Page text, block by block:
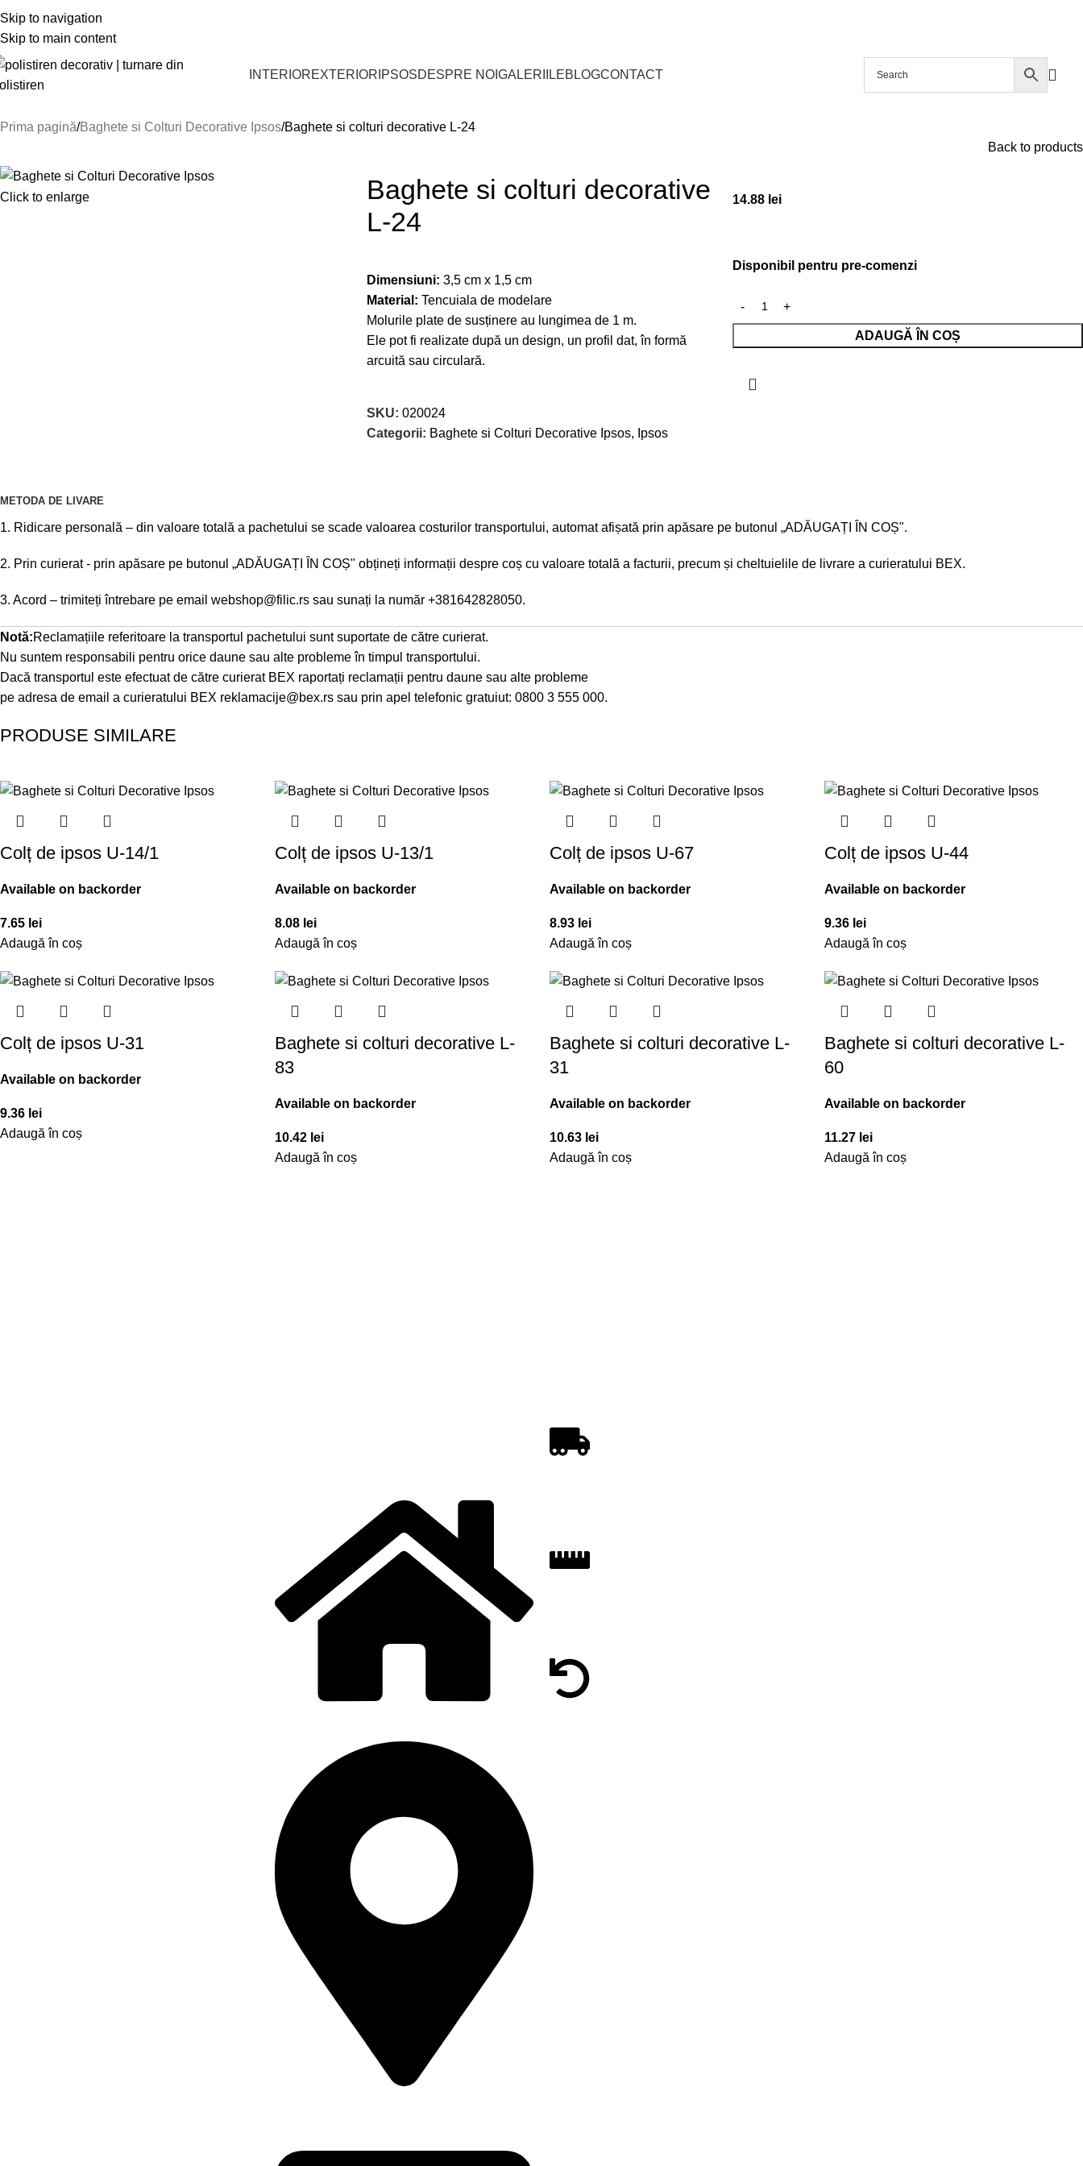
Skip to navigation
Skip to main content
INTERIOREXTERIOR IPSOSDESPRE NOI GALERIILEBLOGCONTACT
Prima pagină Baghete si Colturi Decorative Ipsos Baghete si colturi decorative L-24
Back to products
Click to enlarge
Baghete si colturi decorative
L-24
Dimensiuni: 3,5 cm x 1,5 cm
Material: Tencuiala de modelare
Molurile plate de susținere au lungimea de 1 m.
Ele pot fi realizate după un design, un profil dat, în formă
arcuită sau circulară.
SKU: 020024
Categorii: Baghete si Colturi Decorative Ipsos, Ipsos
14.88 lei
Disponibil pentru pre-comenzi
ADAUGĂ ÎN COȘ
METODA DE LIVARE
1. Ridicare personală – din valoare totală a pachetului se scade valoarea costurilor transportului, automat afișată prin apăsare pe butonul „ADĂUGAȚI ÎN COȘ".
2. Prin curierat - prin apăsare pe butonul „ADĂUGAȚI ÎN COȘ" obțineți informații despre coș cu valoare totală a facturii, precum și cheltuielile de livrare a curieratului BEX.
3. Acord – trimiteți întrebare pe email webshop@filic.rs sau sunați la număr +381642828050.
Notă:Reclamațiile referitoare la transportul pachetului sunt suportate de către curierat.
Nu suntem responsabili pentru orice daune sau alte probleme în timpul transportului.
Dacă transportul este efectuat de către curierat BEX raportați reclamații pentru daune sau alte probleme
pe adresa de email a curieratului BEX reklamacije@bex.rs sau prin apel telefonic gratuiut: 0800 3 555 000.
PRODUSE SIMILARE
Colț de ipsos U-14/1
Available on backorder
7.65 lei
Adaugă în coș
Colț de ipsos U-13/1
Available on backorder
8.08 lei
Adaugă în coș
Colț de ipsos U-67
Available on backorder
8.93 lei
Adaugă în coș
Colț de ipsos U-44
Available on backorder
9.36 lei
Adaugă în coș
Colț de ipsos U-31
Available on backorder
9.36 lei
Adaugă în coș
Baghete si colturi decorative L-
83
Available on backorder
10.42 lei
Adaugă în coș
Baghete si colturi decorative L-
31
Available on backorder
10.63 lei
Adaugă în coș
Baghete si colturi decorative L-
60
Available on backorder
11.27 lei
Adaugă în coș